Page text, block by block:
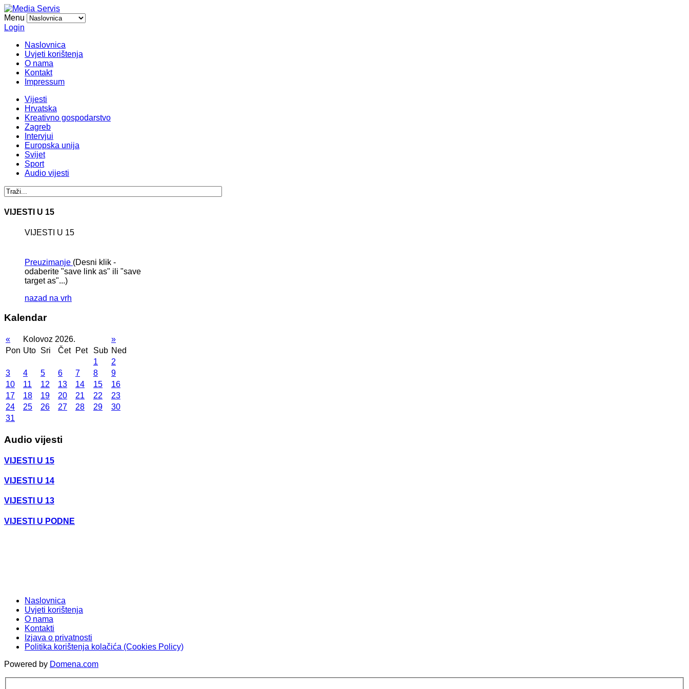
Menu
Login
Naslovnica
Uvjeti korištenja
O nama
Kontakt
Impressum
Vijesti
Hrvatska
Kreativno gospodarstvo
Zagreb
Intervjui
Europska unija
Svijet
Sport
Audio vijesti
VIJESTI U 15
VIJESTI U 15
Preuzimanje (Desni klik -
odaberite "save link as" ili "save
target as"...)
nazad na vrh
Kalendar
« Kolovoz 2026.
»
Pon Uto Sri Čet Pet Sub Ned
1
2
3
4 5 6 7 8
9
10
11 12 13 14 15
16
17
18 19 20 21 22
23
24
25 26 27 28 29
30
31
Audio vijesti
VIJESTI U 15
VIJESTI U 14
VIJESTI U 13
VIJESTI U PODNE
Naslovnica
Uvjeti korištenja
O nama
Kontakti
Izjava o privatnosti
Politika korištenja kolačića (Cookies Policy)
Powered by Domena.com